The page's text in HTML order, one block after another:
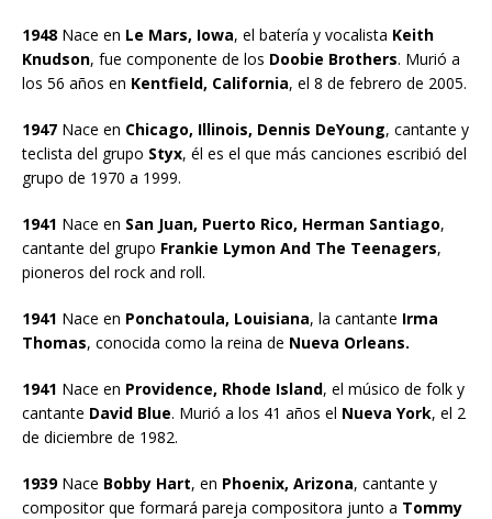
1948 Nace en Le Mars, Iowa, el batería y vocalista Keith
Knudson, fue componente de los Doobie Brothers. Murió a
los 56 años en Kentfield, California, el 8 de febrero de 2005.
1947 Nace en Chicago, Illinois, Dennis DeYoung, cantante y
teclista del grupo Styx, él es el que más canciones escribió del
grupo de 1970 a 1999.
1941 Nace en San Juan, Puerto Rico, Herman Santiago,
cantante del grupo Frankie Lymon And The Teenagers,
pioneros del rock and roll.
1941 Nace en Ponchatoula, Louisiana, la cantante Irma
Thomas, conocida como la reina de Nueva Orleans.
1941 Nace en Providence, Rhode Island, el músico de folk y
cantante David Blue. Murió a los 41 años el Nueva York, el 2
de diciembre de 1982.
1939Nace Bobby Hart, en Phoenix, Arizona, cantante y
compositor que formará pareja compositora junto a Tommy